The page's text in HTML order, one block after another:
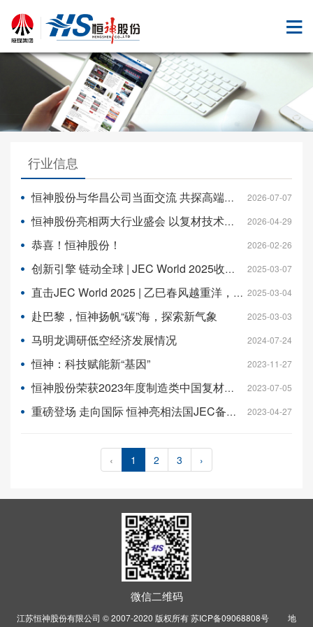
行业信息
恒神股份与华昌公司当面交流 共探高端基体树脂深度合作 2026-07-07
恒神股份亮相两大行业盛会 以复材技术赋能低空经济高质量发展 2026-04-29
恭喜！恒神股份！ 2026-02-26
创新引擎 链动全球 | JEC World 2025收官，2026我们再续精彩！ 2025-03-07
直击JEC World 2025 | ‌乙巳春风越重洋，恒神劲旅耀巴黎 2025-03-04
赴巴黎，恒神扬帆“碳”海，探索新气象 2025-03-03
马明龙调研低空经济发展情况 2024-07-24
恒神：科技赋能新“基因” 2023-11-27
恒神股份荣获2023年度制造类中国复材创新奖 2023-07-05
重磅登场 走向国际 恒神亮相法国JEC备受瞩目 2023-04-27
‹ 1 2 3 ›
微信二维码
江苏恒神股份有限公司 © 2007-2020 版权所有苏ICP备09068808号 地